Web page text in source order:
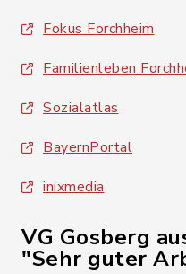
Fokus Forchheim
Familienleben
Sozialatlas
BayernPortal
inixmedia
VG Gosberg
"Sehr guter